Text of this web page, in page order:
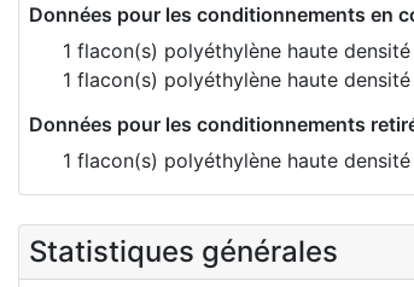
Données pour les conditionnements en
1 flacon(s) polyéthylène haute
1 flacon(s) polyéthylène haute
Données pour les conditionnements
1 flacon(s) polyéthylène haute
Statistiques générales